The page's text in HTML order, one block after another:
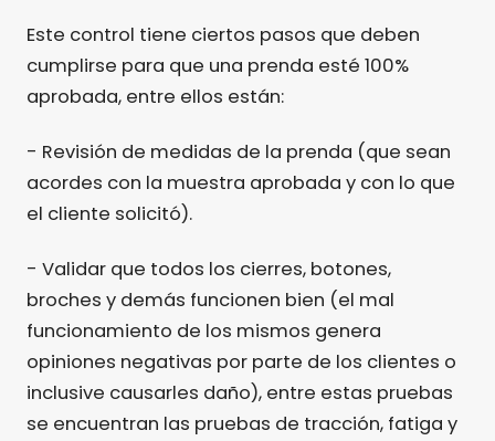
Este control tiene ciertos pasos que deben
cumplirse para que una prenda esté 100%
aprobada, entre ellos están:
- Revisión de medidas de la prenda (que sean
acordes con la muestra aprobada y con lo que
el cliente solicitó).
- Validar que todos los cierres, botones,
broches y demás funcionen bien (el mal
funcionamiento de los mismos genera
opiniones negativas por parte de los clientes o
inclusive causarles daño), entre estas pruebas
se encuentran las pruebas de tracción, fatiga y